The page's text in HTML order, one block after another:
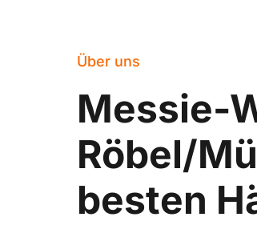
Über uns
Messie-
Röbel/
besten